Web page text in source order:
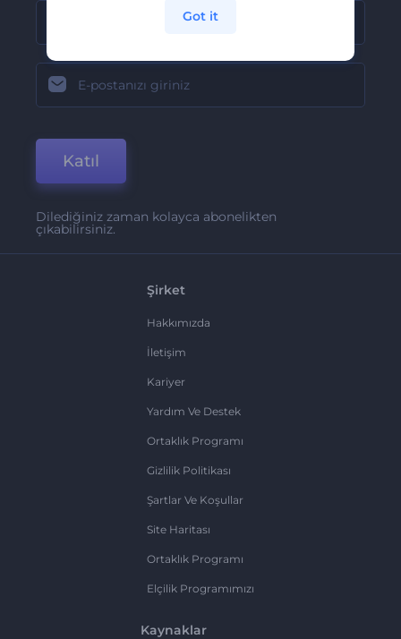
Katıl
Dilediğiniz zaman kolayca abonelikten
çıkabilirsiniz.
Şirket
Hakkımızda
İletişim
Kariyer
Yardım Ve Destek
Ortaklık Programı
Gizlilik Politikası
Şartlar Ve Koşullar
Site Haritası
Ortaklık Programı
Elçilik Programımızı
Kaynaklar
Got it